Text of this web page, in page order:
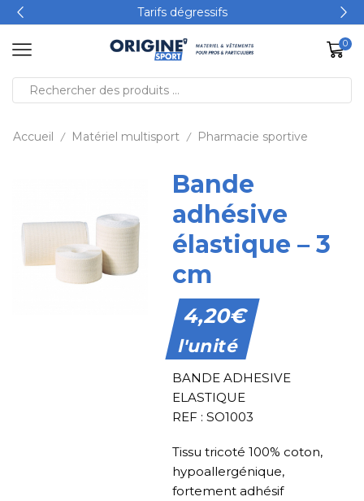
Tarifs dégressifs
0
Accueil / Matériel multisport / Pharmacie sportive
Bande
adhésive
élastique – 3
cm
4,20€
l'unité
BANDE ADHESIVE
ELASTIQUE
REF : SO1003
Tissu tricoté 100% coton,
hypoallergénique,
fortement adhésif